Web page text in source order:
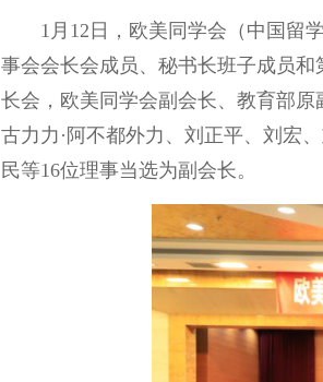
1月12日，欧美同学会（中国留
事会会长会成员、秘书长班子成员
长会，欧美同学会副会长、教育部
古力力·阿不都外力、刘正平、刘宏
民等16位理事当选为副会长。